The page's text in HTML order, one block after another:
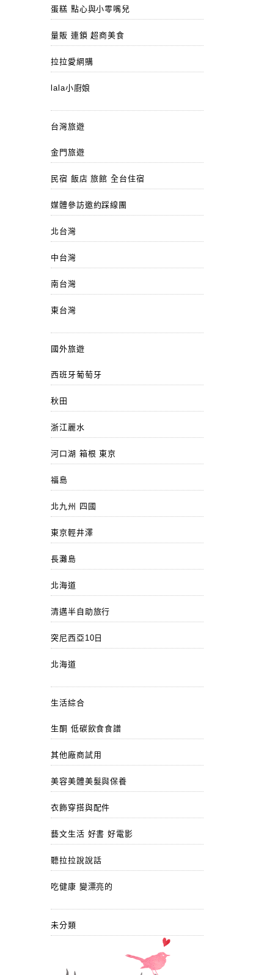
蛋糕 點心與小零嘴兒
量販 連鎖 超商美食
拉拉愛網購
lala小廚娘
台灣旅遊
金門旅遊
民宿 飯店 旅館 全台住宿
媒體參訪邀約踩線團
北台灣
中台灣
南台灣
東台灣
國外旅遊
西班牙葡萄牙
秋田
浙江麗水
河口湖 箱根 東京
福島
北九州 四國
東京輕井澤
長灘島
北海道
清邁半自助旅行
突尼西亞10日
北海道
生活綜合
生酮 低碳飲食食譜
其他廠商試用
美容美體美髮與保養
衣飾穿搭與配件
藝文生活 好書 好電影
聽拉拉說說話
吃健康 變漂亮的
未分類